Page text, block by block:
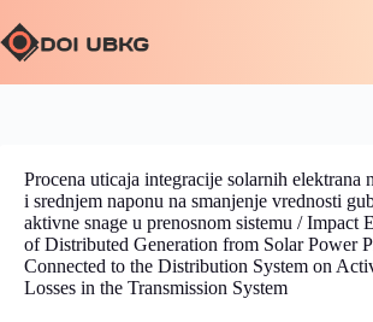
Procena uticaja integracije solarnih elektrana
i srednjem naponu na smanjenje vrednosti
aktivne snage u prenosnom sistemu / Impact
of Distributed Generation from Solar Power
Connected to the Distribution System on
Losses in the Transmission System